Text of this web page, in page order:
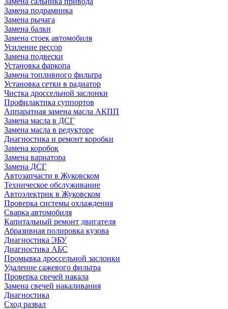
Замена подрамника
Замена рычага
Замена балки
Замена стоек автомобиля
Усиление рессор
Замена подвески
Установка фаркопа
Замена топливного фильтра
Установка сетки в радиатор
Чистка дроссельной заслонки
Профилактика суппортов
Аппаратная замена масла АКПП
Замена масла в ДСГ
Замена масла в редукторе
Диагностика и ремонт коробки
Замена коробок
Замена вариатора
Замена ДСГ
Автозапчасти в Жуковском
Техническое обслуживание
Автоэлектрик в Жуковском
Проверка системы охлаждения
Сварка автомобиля
Капитальный ремонт двигателя
Абразивная полировка кузова
Диагностика ЭБУ
Диагностика АБС
Промывка дроссельной заслонки
Удаление сажевого фильтра
Проверка свечей накала
Замена свечей накаливания
Диагностика
Сход развал